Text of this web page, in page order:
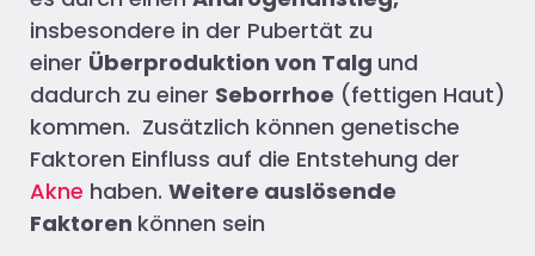
insbesondere in der Pubertät zu
einer Überproduktion von Talg und
dadurch zu einer Seborrhoe (fettigen Haut)
kommen. Zusätzlich können genetische
Faktoren Einfluss auf die Entstehung der
Akne haben. Weitere auslösende
Faktoren können sein